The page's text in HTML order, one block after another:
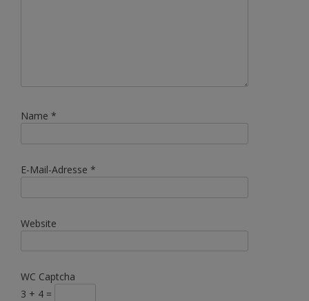
Name *
E-Mail-Adresse *
Website
WC Captcha
3 + 4 =